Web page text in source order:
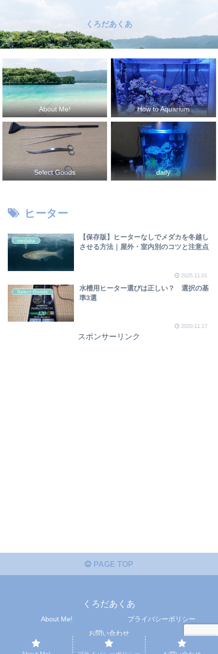
くろだあくあ
About Me! How to Aquarium
Select Goods daily
ヒーター
medaka
【保存版】ヒーターなしでメダカを冬越し
させる方法｜屋外・室内別のコツと注意点
2025.11.01
Select Goods
水槽用ヒーター選びは正しい？ 選択の基
準3選
2020.11.17
スポンサーリンク
PAGE TOP
くろだあくあ
About Me!
プライバシーポリシー
お問い合わせ
© 2020 くろだあくあ.